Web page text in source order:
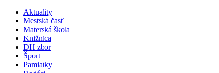
Aktuality
Mestská časť
Materská škola
Knižnica
DH zbor
Šport
Pamiatky